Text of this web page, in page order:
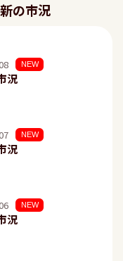
の市況
NEW
況
NEW
況
NEW
況